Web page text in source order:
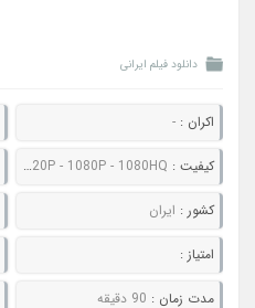
دانلود فیلم ایرانی
اکران :-
کیفیت : 480P - 720P - 1080P - 1080HQ
کشور : ایران
امتیاز :
مدت زمان : 90 دقیقه